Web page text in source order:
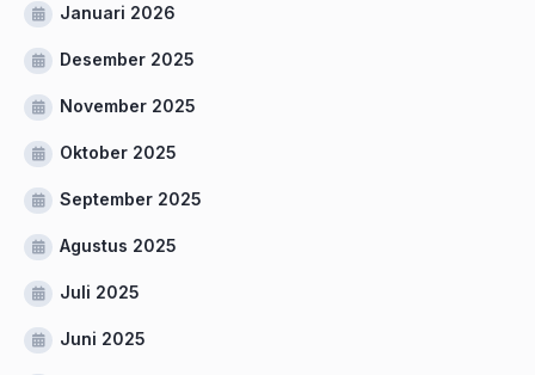
Januari 2026
Desember 2025
November 2025
Oktober 2025
September 2025
Agustus 2025
Juli 2025
Juni 2025